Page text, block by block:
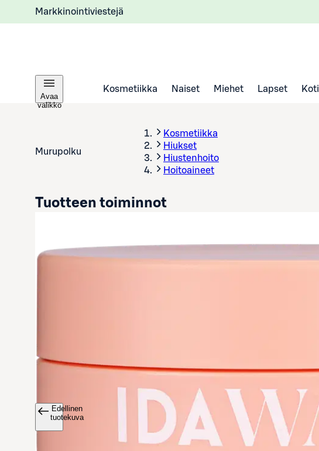
Markkinointiviestejä
Avaa
valikko
Kosmetiikka Naiset Miehet Lapset Koti
Murupolku
Kosmetiikka
Hiukset
Hiustenhoito
Hoitoaineet
Avaa tuotekuva suurennettuna
Edellinen
tuotekuva
Tuotteen toiminnot